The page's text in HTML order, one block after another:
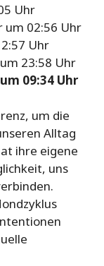
Uhr
um 02:56 Uhr
Uhr
23:58 Uhr
09:34 Uhr
um die
Alltag
ihre eigene
uns